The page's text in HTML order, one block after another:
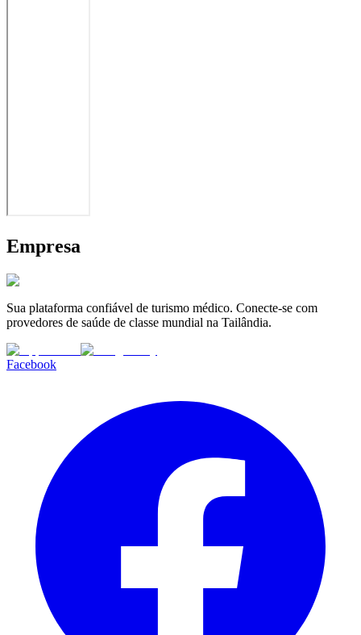
Empresa
Sua plataforma confiável de turismo médico. Conecte-se com
provedores de saúde de classe mundial na Tailândia.
Facebook